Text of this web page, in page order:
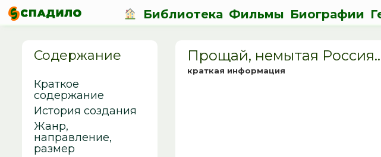
Библиотека Фильмы Биографии
Прощай, немытая
краткая информация
Содержание
Краткое
содержание
История создания
Жанр,
направление,
размер